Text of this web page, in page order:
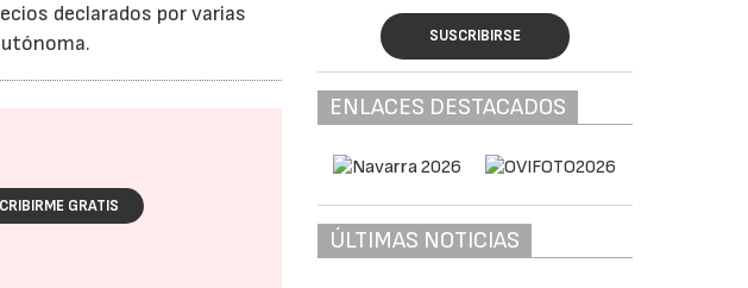
declarados por varias
GRATIS
SUSCRIBIRSE
ENLACES DESTACADOS
ÚLTIMAS NOTICIAS